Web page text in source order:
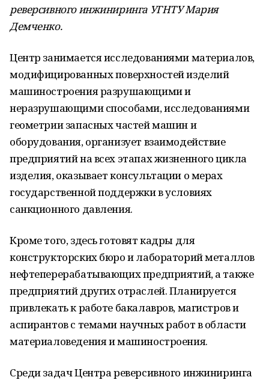
реверсивного инжиниринга УГНТУ Мария
Демченко.
Центр занимается исследованиями материалов,
модифицированных поверхностей изделий
машиностроения разрушающими и
неразрушающими способами, исследованиями
геометрии запасных частей машин и
оборудования, организует взаимодействие
предприятий на всех этапах жизненного цикла
изделия, оказывает консультации о мерах
государственной поддержки в условиях
санкционного давления.
Кроме того, здесь готовят кадры для
конструкторских бюро и лабораторий металлов
нефтеперерабатывающих предприятий, а также
предприятий других отраслей. Планируется
привлекать к работе бакалавров, магистров и
аспирантов с темами научных работ в области
материаловедения и машиностроения.
Среди задач Центра реверсивного инжиниринга